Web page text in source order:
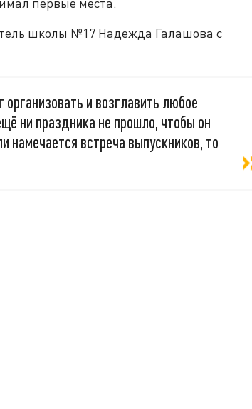
школы №17 Надежда Галашова с
и возглавить любое
ни праздника не прошло, чтобы он
намечается встреча выпускников, то